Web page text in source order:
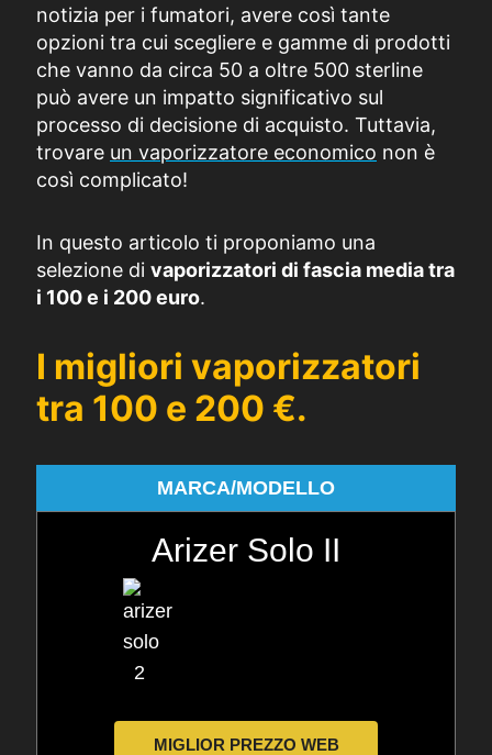
notizia per i fumatori, avere così tante
opzioni tra cui scegliere e gamme di prodotti
che vanno da circa 50 a oltre 500 sterline
può avere un impatto significativo sul
processo di decisione di acquisto. Tuttavia,
trovare un vaporizzatore economico non è
così complicato!
In questo articolo ti proponiamo una
selezione di vaporizzatori di fascia media tra
i 100 e i 200 euro.
I migliori vaporizzatori
tra 100 e 200 €.
MARCA/MODELLO
Arizer Solo II
MIGLIOR PREZZO WEB